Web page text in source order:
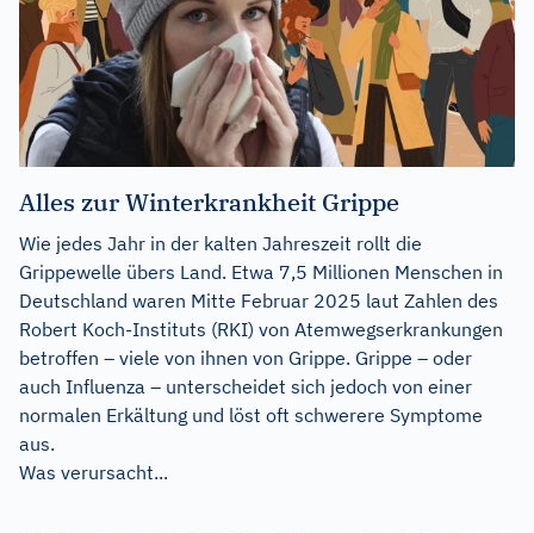
Alles zur Winterkrankheit Grippe
Wie jedes Jahr in der kalten Jahreszeit rollt die
Grippewelle übers Land. Etwa 7,5 Millionen Menschen in
Deutschland waren Mitte Februar 2025 laut Zahlen des
Robert Koch-Instituts (RKI) von Atemwegserkrankungen
betroffen – viele von ihnen von Grippe. Grippe – oder
auch Influenza – unterscheidet sich jedoch von einer
normalen Erkältung und löst oft schwerere Symptome
aus.
Was verursacht...